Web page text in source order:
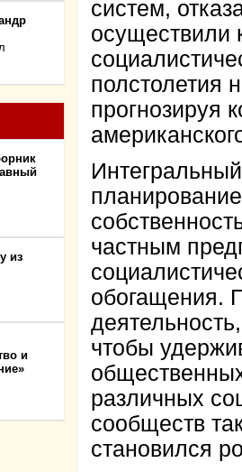
из
и
систем,
осуществили
полстолетия
прогнозируя
частным
обогащения.
чтобы
различных
сообществ
становился